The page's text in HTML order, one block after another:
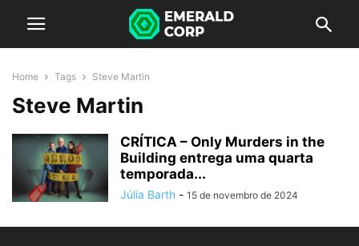
Home Tags Steve Martin
Steve Martin
CRÍTICA – Only Murders in the
Building entrega uma quarta
temporada...
Júlia Barth - 15 de novembro de 2024